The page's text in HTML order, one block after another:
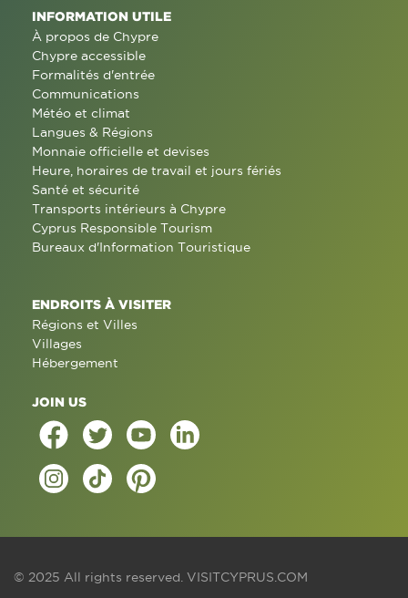
INFORMATION UTILE
À propos de Chypre
Chypre accessible
Formalités d'entrée
Communications
Météo et climat
Langues & Régions
Monnaie officielle et devises
Heure, horaires de travail et jours fériés
Santé et sécurité
Transports intérieurs à Chypre
Cyprus Responsible Tourism
Bureaux d'Information Touristique
ENDROITS À VISITER
Régions et Villes
Villages
Hébergement
JOIN US
© 2025 All rights reserved. VISITCYPRUS.COM